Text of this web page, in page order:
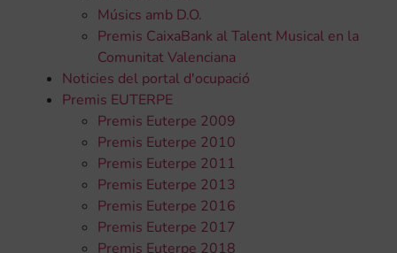
Músics amb D.O.
Premis CaixaBank al Talent Musical en la
Comunitat Valenciana
Noticies del portal d'ocupació
Premis EUTERPE
Premis Euterpe 2009
Premis Euterpe 2010
Premis Euterpe 2011
Premis Euterpe 2013
Premis Euterpe 2016
Premis Euterpe 2017
Premis Euterpe 2018